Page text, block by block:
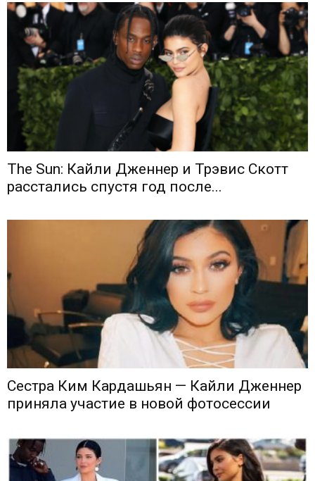
The Sun: Кайли Дженнер и Трэвис Скотт
расстались спустя год после...
Сестра Ким Кардашьян — Кайли Дженнер
приняла участие в новой фотосессии